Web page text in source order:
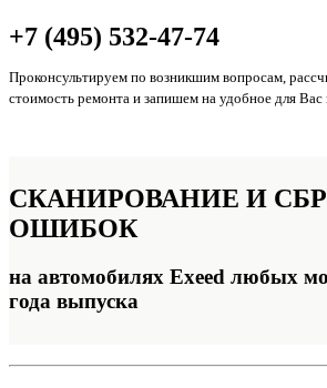
+7 (495) 532-47-74
Проконсультируем по возникшим вопросам,
стоимость ремонта и запишем на удобное для Вас
СКАНИРОВАНИЕ И
ОШИБОК
на автомобилях Exeed любых
года выпуска